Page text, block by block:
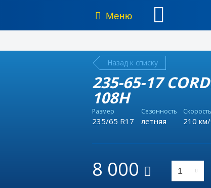
Меню
Назад к списку
235-65-17
108H
Размер
235/65 R17
Сезонность
летняя 210
8 000 1